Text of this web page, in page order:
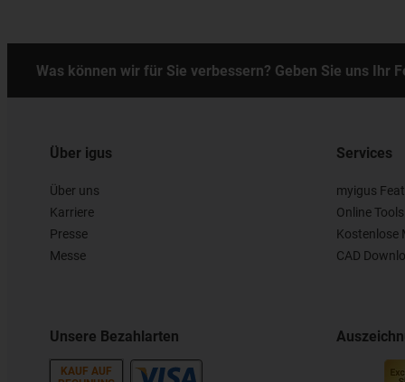
Was können wir für Sie verbessern? Geben Sie uns Ihr
Über igus
Über uns
Karriere
Presse
Messe
Unsere Bezahlarten
KAUF AUF
Services
myigus
Online Tools
Kostenlose
CAD